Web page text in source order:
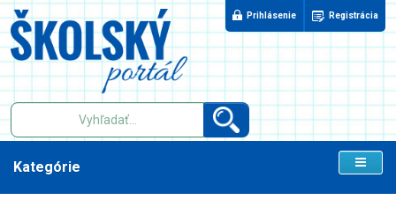
Prihlásenie Registrácia
Kategórie